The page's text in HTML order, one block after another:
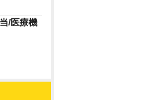
/医療機